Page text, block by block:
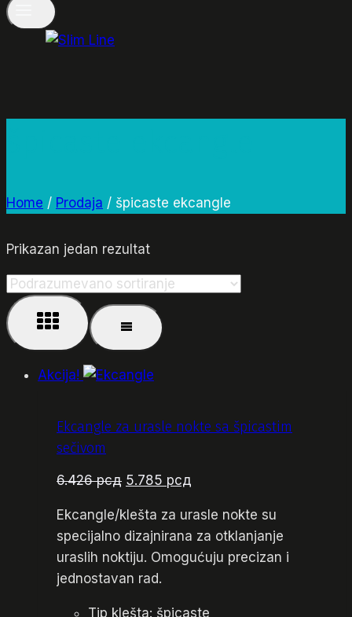
Home / Prodaja / špicaste ekcangle
Prikazan jedan rezultat
Akcija!
Ekcangle za urasle nokte sa špicastim
sečivom
6.426рсд Originalna
je
bila:
6.426 рсд.
5.785 рсд
je:
5.785 рсд.
Ekcangle/klešta za urasle nokte su
specijalno dizajnirana za otklanjanje
uraslih noktiju. Omogućuju precizan i
jednostavan rad.
Tip klešta: špicaste